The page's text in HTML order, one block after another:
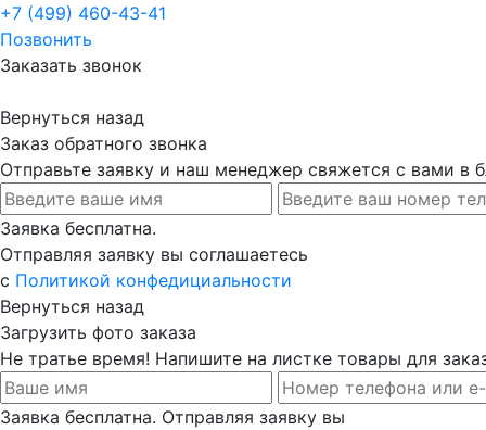
+7 (499) 460-43-41
Позвонить
Заказать звонок
Вернуться назад
Заказ обратного звонка
Отправьте заявку и наш менеджер свяжется с вами в
Заявка бесплатна.
Отправляя заявку вы соглашаетесь
с Политикой конфедициальности
Вернуться назад
Загрузить фото заказа
Не тратье время! Напишите на листке товары для
Заявка бесплатна. Отправляя заявку вы